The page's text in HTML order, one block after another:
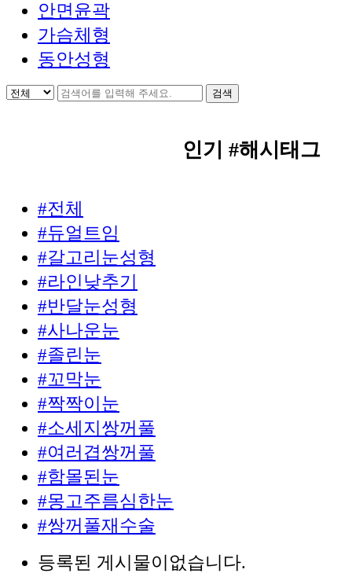
안면윤곽
가슴체형
동안성형
인기 #해시태그
#전체
#듀얼트임
#갈고리눈성형
#라인낮추기
#반달눈성형
#사나운눈
#졸린눈
#꼬막눈
#짝짝이눈
#소세지쌍꺼풀
#여러겹쌍꺼풀
#함몰된눈
#몽고주름심한눈
#쌍꺼풀재수술
등록된 게시물이없습니다.